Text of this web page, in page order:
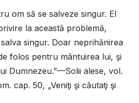
om să se salveze singur. El
la această problemă,
singur. Doar neprihănirea
folos pentru mântuirea lui, şi
Dumnezeu.”—Solii alese, vol.
cap. 50, „Veniţi şi căutaţi şi